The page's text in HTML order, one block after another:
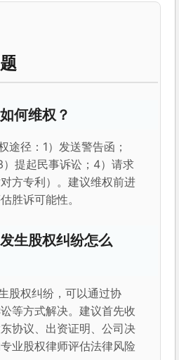
何维权？
途径：1）发送警告函；
提起民事诉讼；4）请求
方专利）。建议维权前进
胜诉可能性。
生股权纠纷怎么
股权纠纷，可以通过协
等方式解决。建议首先收
协议、出资证明、公司决
业股权律师评估法律风险